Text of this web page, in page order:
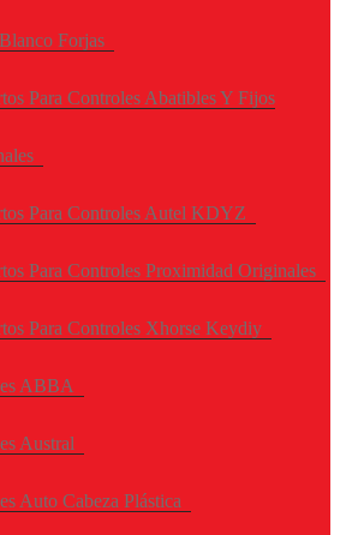
Forjas
Para Controles Abatibles Y Fijos
Para Controles Autel KDYZ
Para Controles Proximidad Originales
Para Controles Xhorse Keydiy
ABBA
Austral
Auto Cabeza Plástica